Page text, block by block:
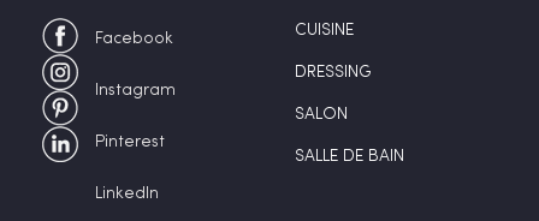
Facebook
Instagram
Pinterest
LinkedIn
CUISINE
DRESSING
SALON
SALLE DE BAIN